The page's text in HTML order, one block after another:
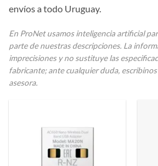
envíos a todo Uruguay.
En ProNet usamos inteligencia artificial
parte de nuestras descripciones. La
imprecisiones y no sustituye las
fabricante; ante cualquier duda,
asesora.